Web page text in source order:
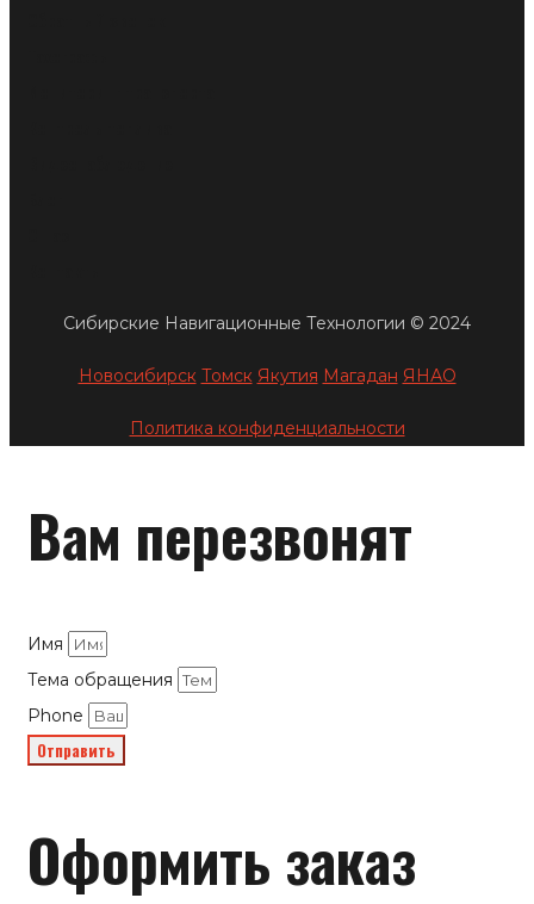
Сибирские Навигационные Технологии © 2024
Новосибирск Томск Якутия Магадан ЯНАО
Политика конфиденциальности
Вам перезвонят
Имя
Тема обращения
Phone
Отправить
Оформить заказ